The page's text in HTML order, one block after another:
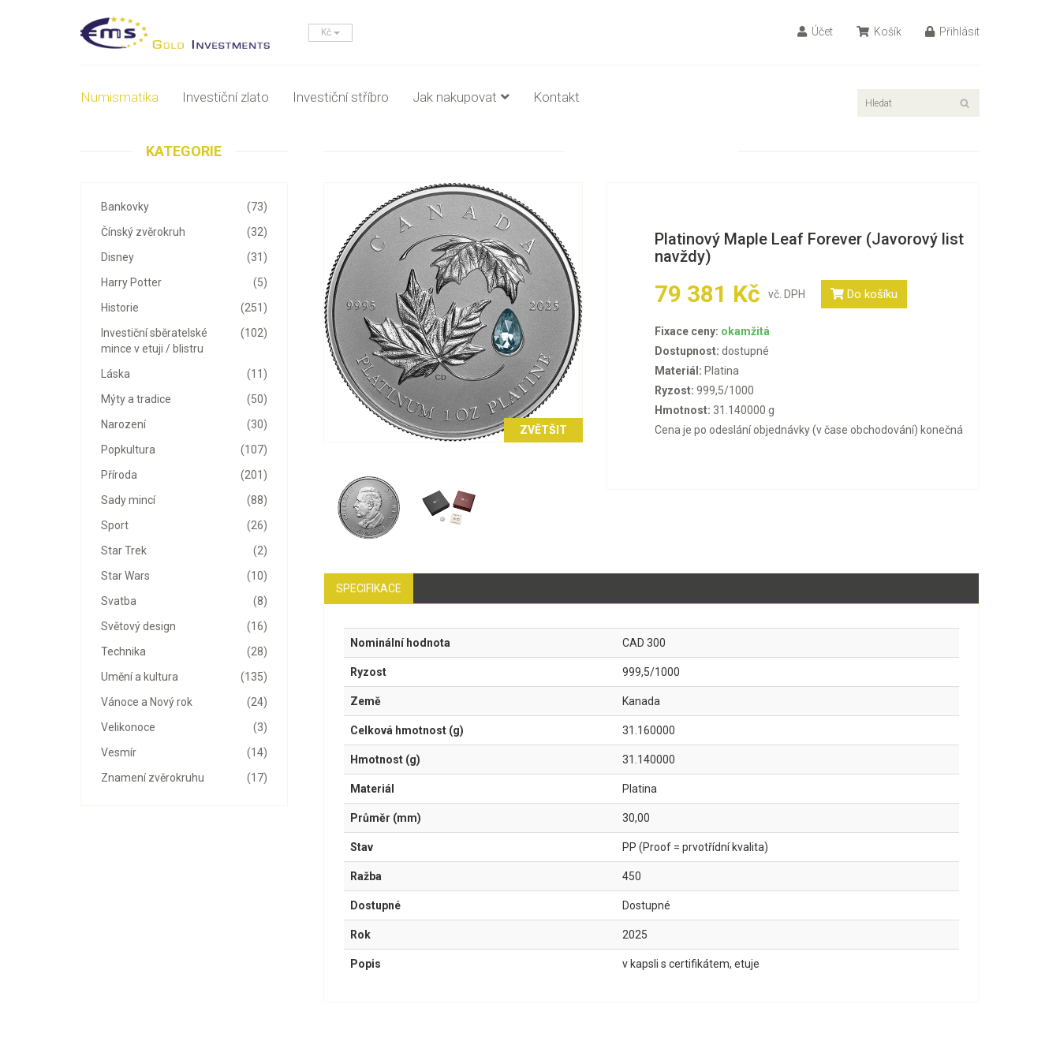
Kč Účet Košík Přihlásit
Numismatika Investiční zlato Investiční stříbro Jak nakupovat Kontakt
KATEGORIE
(73)
Bankovky
(32)
Čínský zvěrokruh
(31)
Disney
(5)
Harry Potter
(251)
Historie
(102)
Investiční sběratelské
mince v etuji / blistru
(11)
Láska
(50)
Mýty a tradice
(30)
Narození
(107)
Popkultura
(201)
Příroda
(88)
Sady mincí
(26)
Sport
(2)
Star Trek
(10)
Star Wars
(8)
Svatba
(16)
Světový design
(28)
Technika
(135)
Umění a kultura
(24)
Vánoce a Nový rok
(3)
Velikonoce
(14)
Vesmír
(17)
Znamení zvěrokruhu
ZVĚTŠIT
Platinový Maple Leaf Forever (Javorový list
navždy)
79 381 Kč vč. DPH Do košíku
Fixace ceny: okamžitá
Dostupnost: dostupné
Materiál: Platina
Ryzost: 999,5/1000
Hmotnost: 31.140000 g
Cena je po odeslání objednávky (v čase obchodování) konečná
SPECIFIKACE
Nominální hodnota CAD 300
Ryzost 999,5/1000
Země Kanada
Celková hmotnost (g) 31.160000
Hmotnost (g) 31.140000
Materiál Platina
Průměr (mm) 30,00
Stav PP (Proof = prvotřídní kvalita)
Ražba 450
Dostupné Dostupné
Rok 2025
Popis v kapsli s certifikátem, etuje